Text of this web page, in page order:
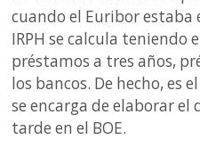
cuando el Euribor estaba
IRPH se calcula teniendo
préstamos a tres años,
los bancos. De hecho, es
se encarga de elaborar
tarde en el BOE.